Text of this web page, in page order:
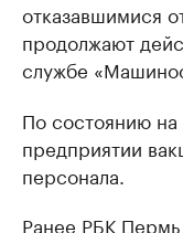
отказавшимися
продолжают
службе
По состоянию на
предприятии
персонала.
Ранее РБК Пермь